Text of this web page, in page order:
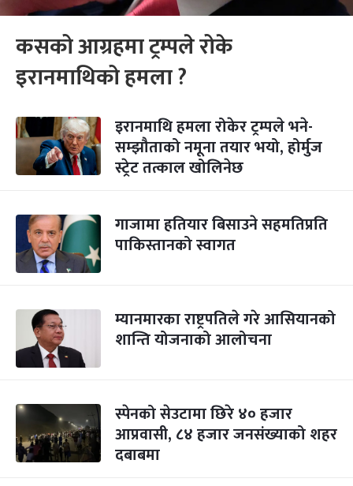
कसको आग्रहमा ट्रम्पले रोके
इरानमाथिको हमला ?
इरानमाथि हमला रोकेर ट्रम्पले भने-
सम्झौताको नमूना तयार भयो, होर्मुज
स्ट्रेट तत्काल खोलिनेछ
गाजामा हतियार बिसाउने सहमतिप्रति
पाकिस्तानको स्वागत
म्यानमारका राष्ट्रपतिले गरे आसियानको
शान्ति योजनाको आलोचना
स्पेनको सेउटामा छिरे ४० हजार
आप्रवासी, ८४ हजार जनसंख्याको शहर
दबाबमा